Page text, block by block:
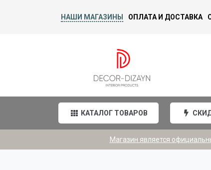
НАШИ МАГАЗИНЫ ОПЛАТА И ДОСТАВКА
КАТАЛОГ ТОВАРОВ
Магазин является